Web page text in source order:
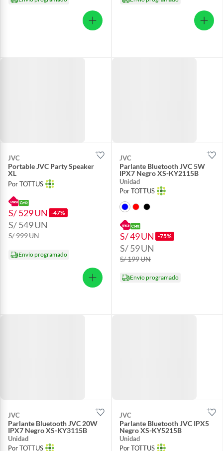
JVC
Portable JVC Party Speaker
XL
Por TOTTUS
S/ 529UN -47%
S/ 549UN
S/ 999UN
Envío programado
JVC
Parlante Bluetooth JVC 5W
IPX7 Negro XS-KY2115B
Unidad
Por TOTTUS
S/ 49UN -75%
S/ 59UN
S/ 199UN
Envío programado
JVC
Parlante Bluetooth JVC 20W
IPX7 Negro XS-KY3115B
Unidad
Por TOTTUS
JVC
Parlante Bluetooth JVC IPX5
Negro XS-KY5215B
Unidad
Por TOTTUS